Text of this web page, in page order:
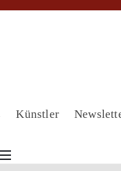
Künstler